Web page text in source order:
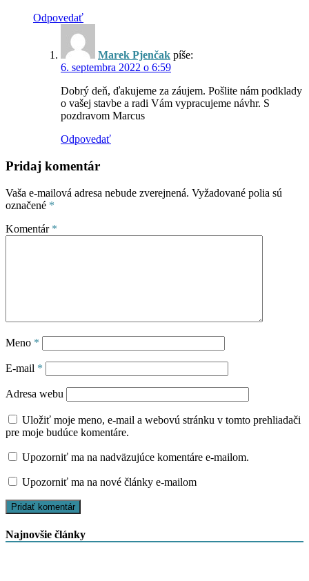
Odpovedať
Marek Pjenčak píše:
6. septembra 2022 o 6:59
Dobrý deň, ďakujeme za záujem. Pošlite nám podklady
o vašej stavbe a radi Vám vypracujeme návhr. S
pozdravom Marcus
Odpovedať
Pridaj komentár
Vaša e-mailová adresa nebude zverejnená. Vyžadované polia sú
označené *
Komentár *
Meno *
E-mail *
Adresa webu
Uložiť moje meno, e-mail a webovú stránku v tomto prehliadači
pre moje budúce komentáre.
Upozorniť ma na nadväzujúce komentáre e-mailom.
Upozorniť ma na nové články e-mailom
Najnovšie články